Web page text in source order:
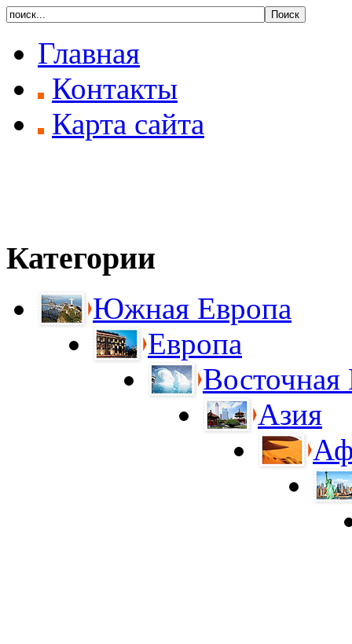
Главная
Контакты
Карта сайта
Категории
Южная Европа
Европа
Восточная
Азия